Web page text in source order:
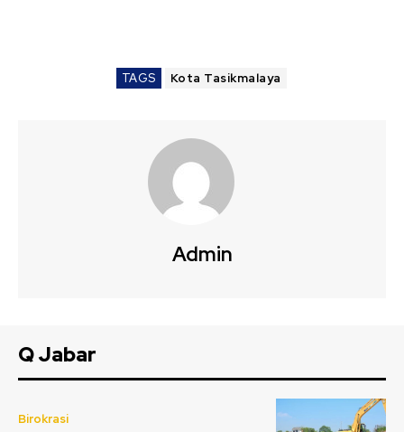
TAGS Kota Tasikmalaya
Admin
Q Jabar
Birokrasi